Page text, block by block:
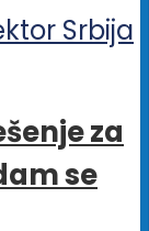
za
se